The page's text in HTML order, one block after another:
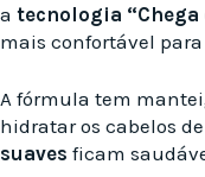
a tecnologia “Chega
mais confortável para
A fórmula tem
hidratar os cabelos
suaves ficam